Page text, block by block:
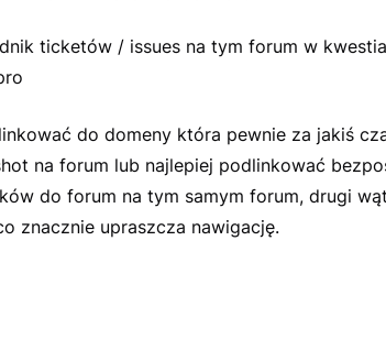
ticketów / issues na tym forum w
do domeny która pewnie za jakiś
na forum lub najlepiej podlinkować
do forum na tym samym forum, drugi
znacznie upraszcza nawigację.